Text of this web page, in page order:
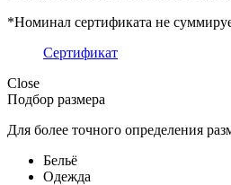
*Номинал сертификата не
Сертификат
Close
Подбор размера
Для более точного определения
Бельё
Одежда